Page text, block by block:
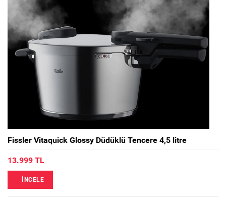
Fissler Vitaquick Glossy Düdüklü Tencere 4,5 litre
13.999 TL
İNCELE